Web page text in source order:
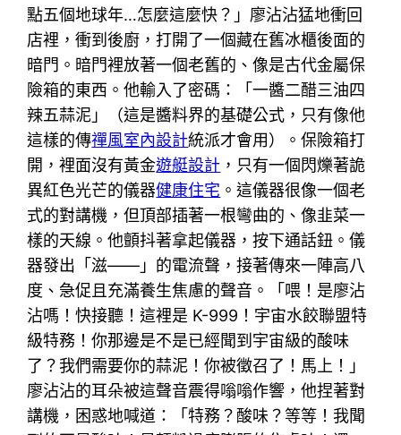
點五個地球年…怎麼這麼快？」廖沾沾猛地衝回
店裡，衝到後廚，打開了一個藏在舊冰櫃後面的
暗門。暗門裡放著一個老舊的、像是古代金屬保
險箱的東西。他輸入了密碼：「一醬二醋三油四
辣五蒜泥」（這是醬料界的基礎公式，只有像他
這樣的傳禪風室內設計統派才會用）。保險箱打
開，裡面沒有黃金遊艇設計 ，只有一個閃爍著詭
異紅色光芒的儀器健康住宅 。這儀器很像一個老
式的對講機，但頂部插著一根彎曲的、像韭菜一
樣的天線。他顫抖著拿起儀器，按下通話鈕。儀
器發出「滋——」的電流聲，接著傳來一陣高八
度、急促且充滿養生焦慮的聲音。「喂！是廖沾
沾嗎！快接聽！這裡是 K-999！宇宙水餃聯盟特
級特務！你那邊是不是已經聞到宇宙級的酸味
了？我們需要你的蒜泥！你被徵召了！馬上！」
廖沾沾的耳朵被這聲音震得嗡嗡作響，他捏著對
講機，困惑地喊道：「特務？酸味？等等！我聞